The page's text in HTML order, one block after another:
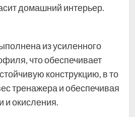
домашний интерьер.
из усиленного
что обеспечивает
конструкцию, в то
тренажера и обеспечивая
и окисления.